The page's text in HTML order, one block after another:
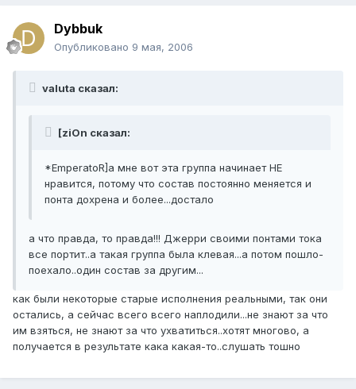
Dybbuk
Опубликовано 9 мая, 2006
valuta сказал:
[ziOn сказал:
*EmperatoR]а мне вот эта группа начинает НЕ
нравится, потому что состав постоянно меняется и
понта дохрена и более...достало
а что правда, то правда!!! Джерри своими понтами тока
все портит..а такая группа была клевая...а потом пошло-
поехало..один состав за другим...
как были некоторые старые исполнения реальными, так они
остались, а сейчас всего всего наплодили...не знают за что
им взяться, не знают за что ухватиться..хотят многово, а
получается в результате кака какая-то..слушать тошно